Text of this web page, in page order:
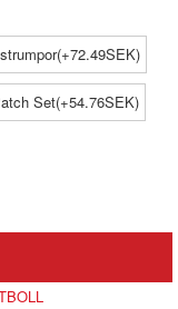
Set(+54.76SEK)